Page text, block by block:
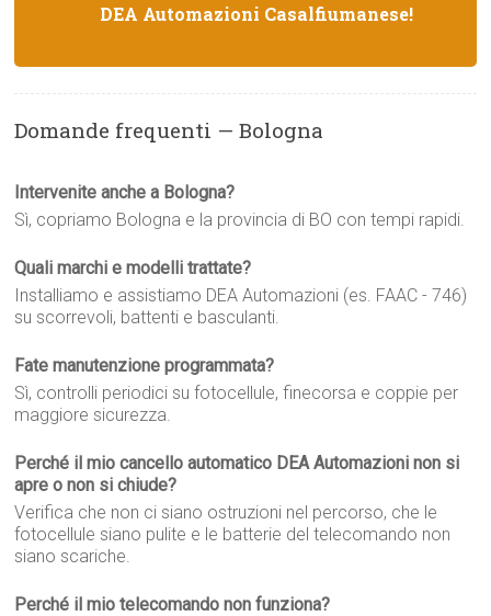
DEA Automazioni Casalfiumanese!
Domande frequenti — Bologna
Intervenite anche a Bologna?
Sì, copriamo Bologna e la provincia di BO con tempi rapidi.
Quali marchi e modelli trattate?
Installiamo e assistiamo DEA Automazioni (es. FAAC - 746)
su scorrevoli, battenti e basculanti.
Fate manutenzione programmata?
Sì, controlli periodici su fotocellule, finecorsa e coppie per
maggiore sicurezza.
Perché il mio cancello automatico DEA Automazioni non si
apre o non si chiude?
Verifica che non ci siano ostruzioni nel percorso, che le
fotocellule siano pulite e le batterie del telecomando non
siano scariche.
Perché il mio telecomando non funziona?